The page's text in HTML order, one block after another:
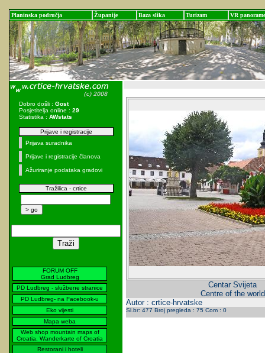
Planinska područja Županije Baza slika Turizam VR panorame
Dobro došli : Gost
Posjetitelja online : 29
Statistika : AWstats
Prijave i registracije
Prijava suradnika
Prijave i registracije članova
Ažuriranje podataka gradovi
Tražilica - crtice
FORUM OFF
Grad Ludbreg
PD Ludbreg - službene stranice
PD Ludbreg- na Facebook-u
Eko vijesti
Mapa weba
Web shop mountain maps of
Croatia, Wanderkarte of Croatia
Restorani i hoteli
Centar Svijeta
Centre of the world
Autor : crtice-hrvatske
Sl.br: 477 Broj pregleda : 75 Com : 0